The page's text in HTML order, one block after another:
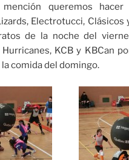
mención queremos
Electrotucci, Clásicos
de la noche del
Hurricanes, KCB y KBCan
comida del domingo.